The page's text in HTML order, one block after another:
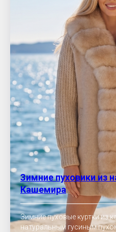
Зимние пуховики из
Кашемира
Зимние пуховые куртки из
натуральным гусиным